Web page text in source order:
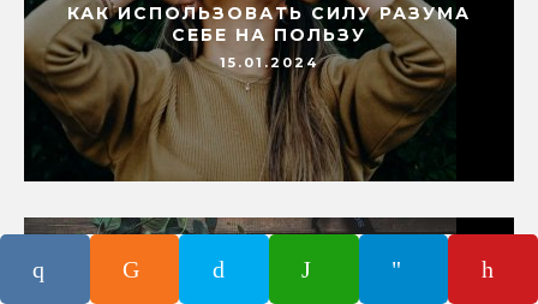
КАК ИСПОЛЬЗОВАТЬ СИЛУ РАЗУМА
СЕБЕ НА ПОЛЬЗУ
15.01.2024